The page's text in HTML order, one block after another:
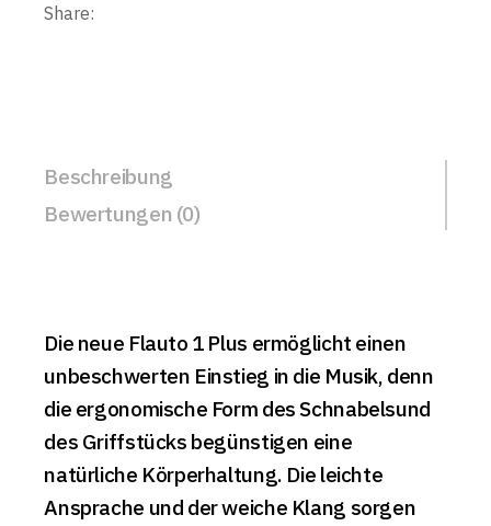
Share:
Beschreibung
Bewertungen (0)
Die neue Flauto 1 Plus ermöglicht einen
unbeschwerten Einstieg in die Musik, denn
die ergonomische Form des Schnabelsund
des Griffstücks begünstigen eine
natürliche Körperhaltung. Die leichte
Ansprache und der weiche Klang sorgen